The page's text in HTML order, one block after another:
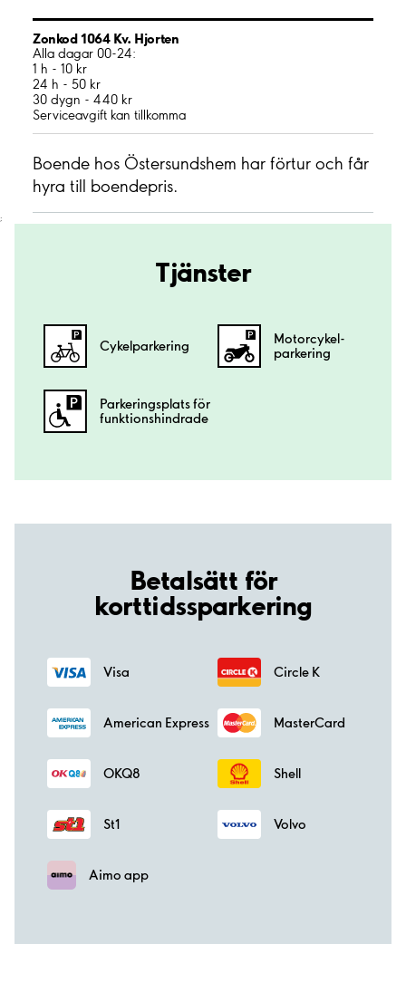
Zonkod 1064 Kv. Hjorten
Alla dagar 00-24:
1 h - 10 kr
24 h - 50 kr
30 dygn - 440 kr
Serviceavgift kan tillkomma
Boende hos Östersundshem har förtur och får
hyra till boendepris.
;
Tjänster
Cykelparkering
Motorcykel­
parkering
Parkeringsplats för
funktionshindrade
Betalsätt för
korttidssparkering
Visa Circle K
American Express MasterCard
OKQ8 Shell
St1 Volvo
Aimo app